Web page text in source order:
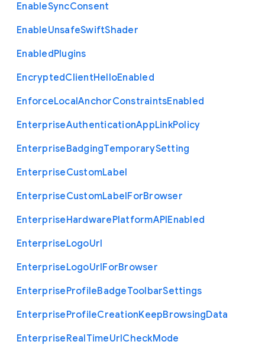
EnableSyncConsent
EnableUnsafeSwiftShader
EnabledPlugins
EncryptedClientHelloEnabled
EnforceLocalAnchorConstraintsEnabled
EnterpriseAuthenticationAppLinkPolicy
EnterpriseBadgingTemporarySetting
EnterpriseCustomLabel
EnterpriseCustomLabelForBrowser
EnterpriseHardwarePlatformAPIEnabled
EnterpriseLogoUrl
EnterpriseLogoUrlForBrowser
EnterpriseProfileBadgeToolbarSettings
EnterpriseProfileCreationKeepBrowsingData
EnterpriseRealTimeUrlCheckMode